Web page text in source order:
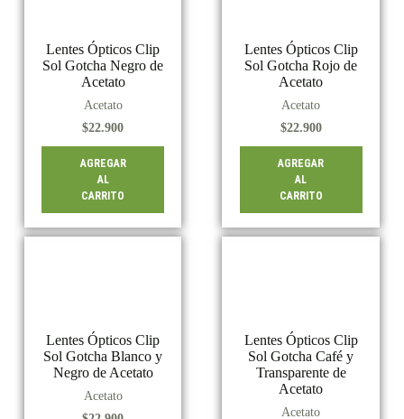
Lentes Ópticos Clip
Sol Gotcha Negro de
Acetato
Acetato
$22.900
AGREGAR
AL
CARRITO
Lentes Ópticos Clip
Sol Gotcha Rojo de
Acetato
Acetato
$22.900
AGREGAR
AL
CARRITO
Lentes Ópticos Clip
Sol Gotcha Blanco y
Negro de Acetato
Acetato
Lentes Ópticos Clip
Sol Gotcha Café y
Transparente de
Acetato
Acetato